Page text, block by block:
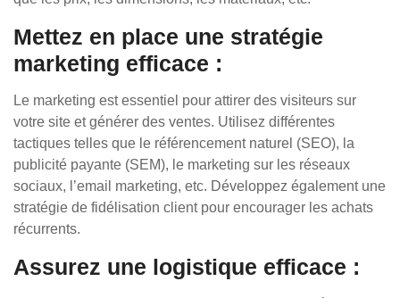
Mettez en place une stratégie
marketing efficace :
Le marketing est essentiel pour attirer des visiteurs sur
votre site et générer des ventes. Utilisez différentes
tactiques telles que le référencement naturel (SEO), la
publicité payante (SEM), le marketing sur les réseaux
sociaux, l’email marketing, etc. Développez également une
stratégie de fidélisation client pour encourager les achats
récurrents.
Assurez une logistique efficace :